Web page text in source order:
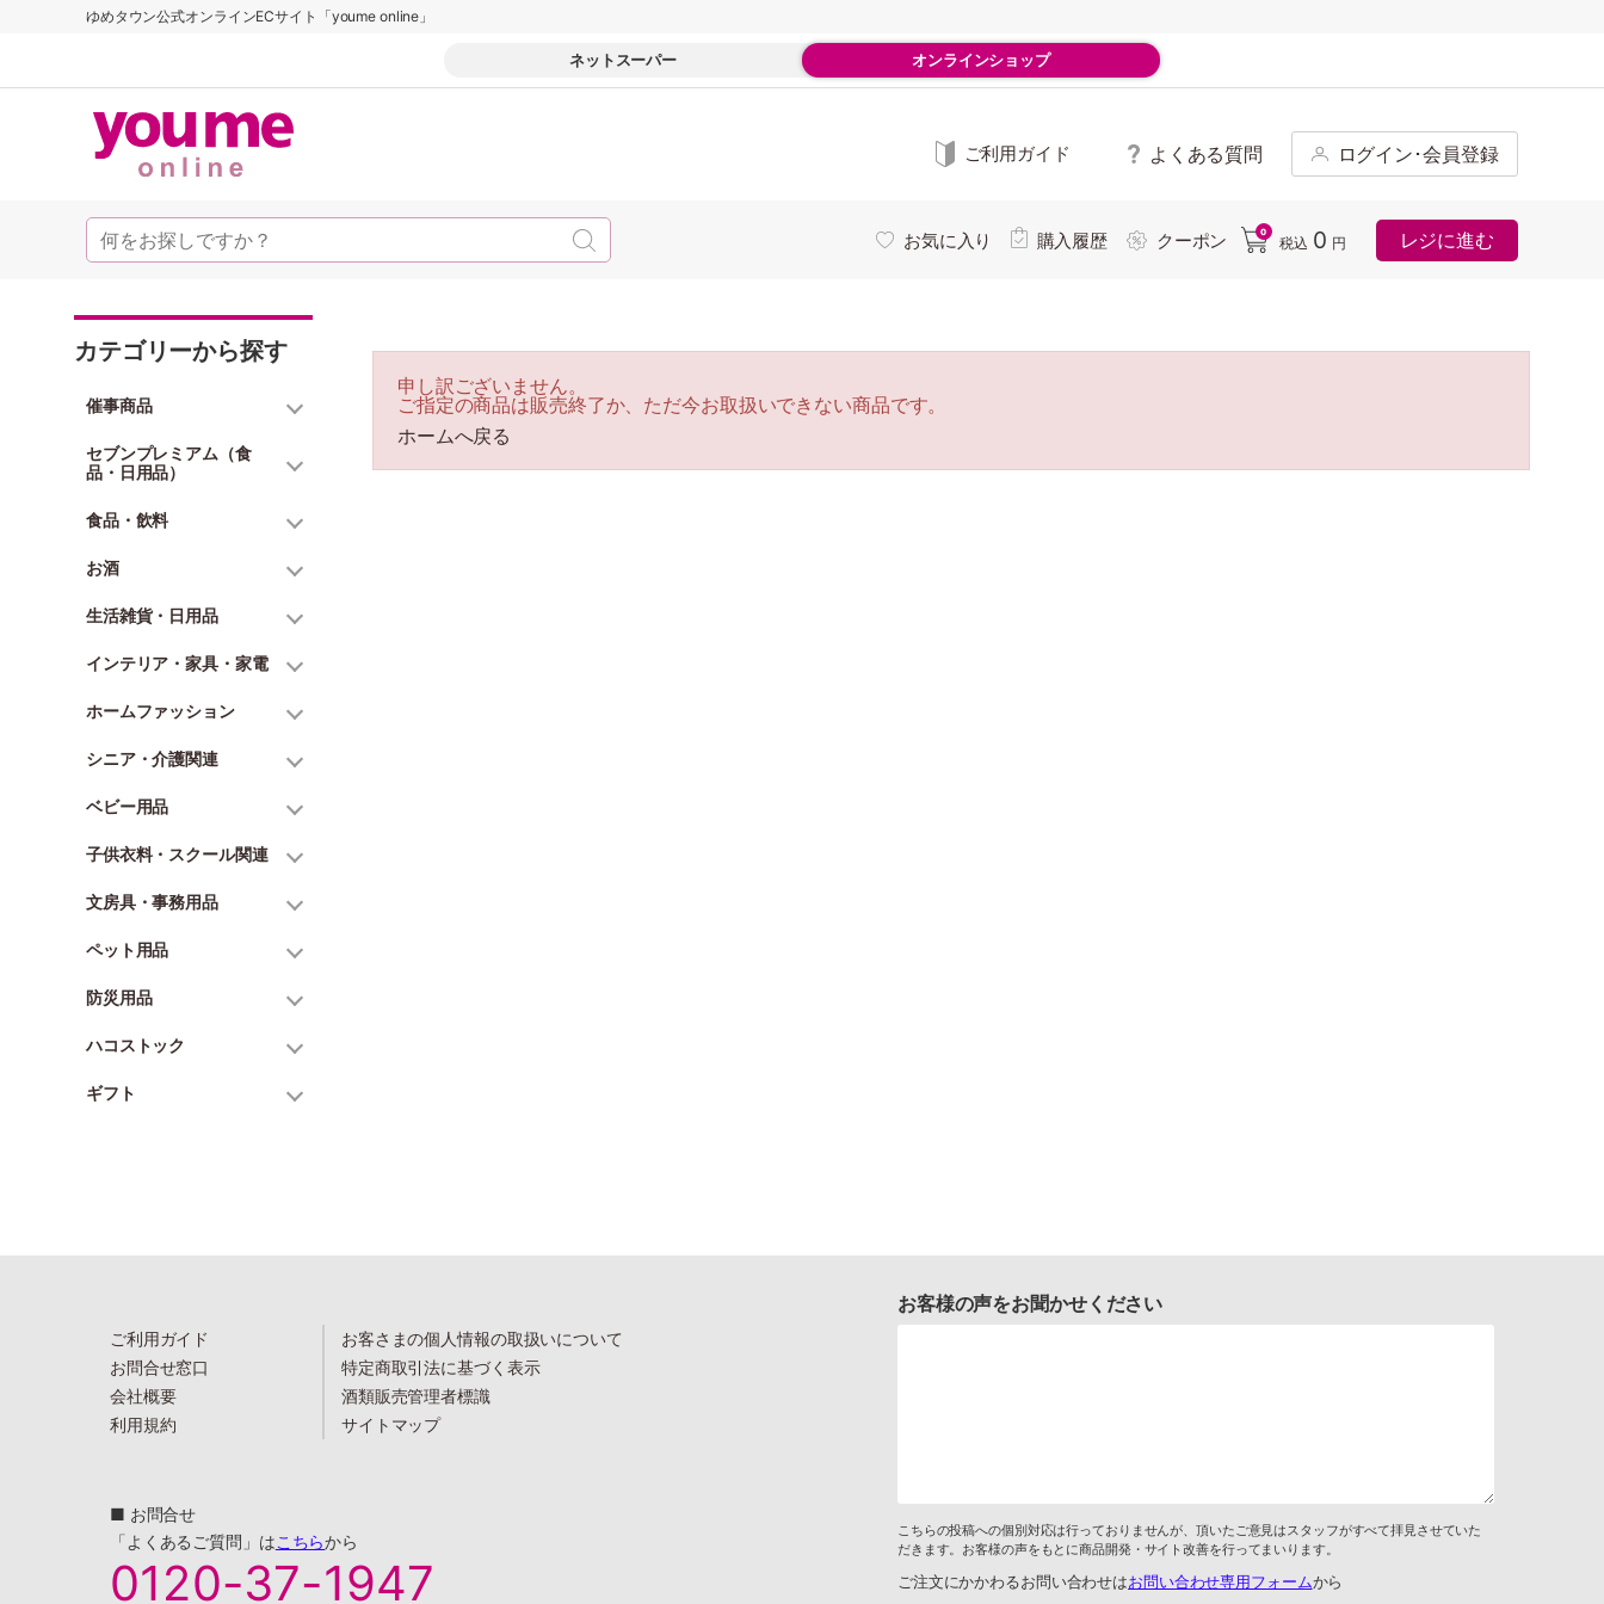
ゆめタウン公式オンラインECサイト「youme online」
ネットスーパー オンラインショップ
ご利用ガイド よくある質問 ログイン･会員登録
お気に入り 購入履歴 クーポン 0
税込 0 円 レジに進む
カテゴリーから探す
催事商品
セブンプレミアム（食
品・日用品）
食品・飲料
お酒
生活雑貨・日用品
インテリア・家具・家電
ホームファッション
シニア・介護関連
ベビー用品
子供衣料・スクール関連
文房具・事務用品
ペット用品
防災用品
ハコストック
ギフト
申し訳ございません。
ご指定の商品は販売終了か、ただ今お取扱いできない商品です。
ホームへ戻る
ご利用ガイド
お問合せ窓口
会社概要
利用規約
お客さまの個人情報の取扱いについて
特定商取引法に基づく表示
酒類販売管理者標識
サイトマップ
■ お問合せ
「よくあるご質問」はこちらから
0120-37-1947
お客様の声をお聞かせください
こちらの投稿への個別対応は行っておりませんが、頂いたご意見はスタッフがすべて拝見させていた
だきます。お客様の声をもとに商品開発・サイト改善を行ってまいります。
ご注文にかかわるお問い合わせはお問い合わせ専用フォームから